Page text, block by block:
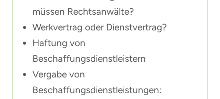
müssen Rechtsanwälte?
Werkvertrag oder Dienstvertrag?
Haftung von
Beschaffungsdienstleistern
Vergabe von
Beschaffungsdienstleistungen: